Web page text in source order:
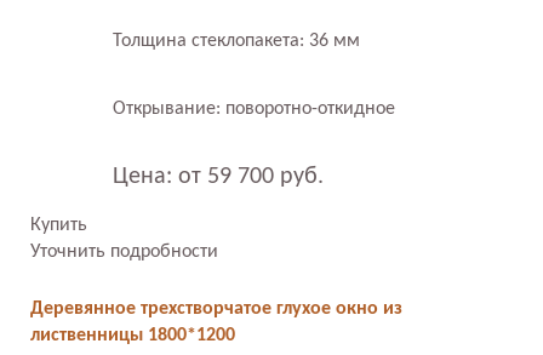
Толщина стеклопакета: 36 мм
Открывание: поворотно-откидное
Цена: от 59 700 руб.
Купить
Уточнить подробности
Деревянное трехстворчатое глухое окно из
лиственницы 1800*1200